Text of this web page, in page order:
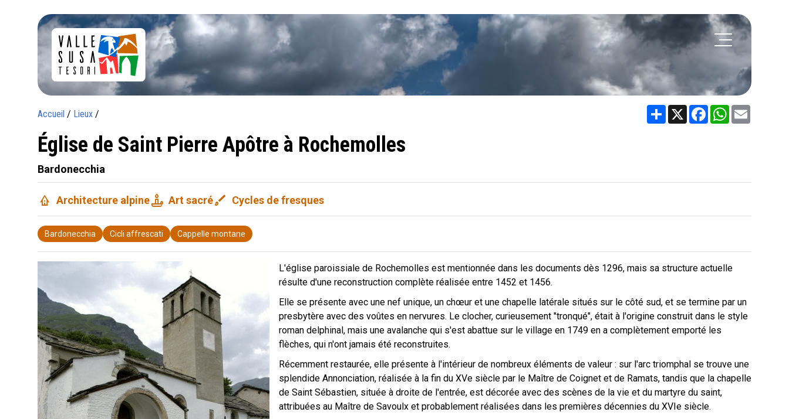
Accueil / Lieux / Share X FacebookWhatsApp
Église de Saint Pierre Apôtre à Rochemolles
Bardonecchia
bungalow Architecture alpinecandle Art sacrébrush Cycles de fresques
Bardonecchia Cicli affrescati Cappelle montane
L'église paroissiale de Rochemolles est mentionnée dans les documents dès 1296, mais sa structure actuelle
résulte d'une reconstruction complète réalisée entre 1452 et 1456.
Elle se présente avec une nef unique, un chœur et une chapelle latérale situés sur le côté sud, et se termine par un
presbytère avec des voûtes en nervures. Le clocher, curieusement "tronqué", était à l'origine construit dans le style
roman delphinal, mais une avalanche qui s'est abattue sur le village en 1749 en a complètement emporté les
flèches, qui n'ont jamais été reconstruites.
Récemment restaurée, elle présente à l'intérieur de nombreux éléments de valeur : sur l'arc triomphal se trouve une
splendide Annonciation, réalisée à la fin du XVe siècle par le Maître de Coignet et de Ramats, tandis que la chapelle
de Saint Sébastien, située à droite de l'entrée, est décorée avec des scènes de la vie et du martyre du saint,
attribuées au Maître de Savoulx et probablement réalisées dans les premières décennies du XVIe siècle.